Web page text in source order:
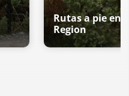
Rutas a pie en
Region